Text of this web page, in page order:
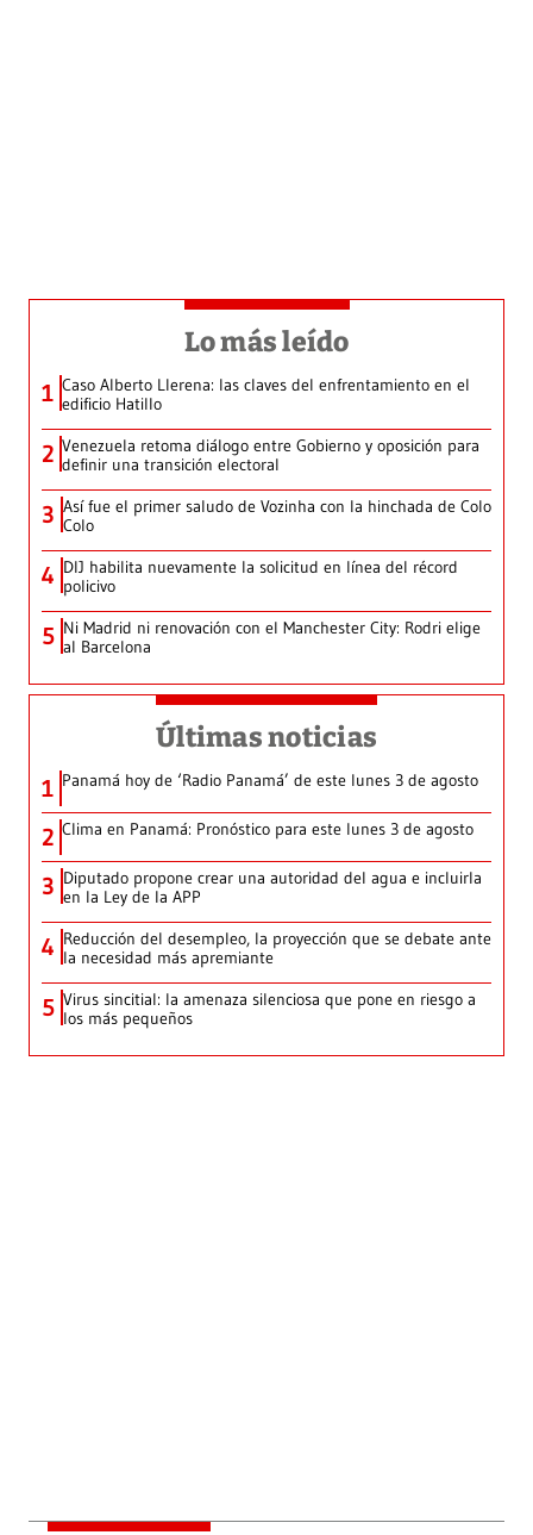
Lo más leído
1 Caso Alberto Llerena: las claves del enfrentamiento en el
edificio Hatillo
2 Venezuela retoma diálogo entre Gobierno y oposición para
definir una transición electoral
3 Así fue el primer saludo de Vozinha con la hinchada de Colo
Colo
4 DIJ habilita nuevamente la solicitud en línea del récord
policivo
5 Ni Madrid ni renovación con el Manchester City: Rodri elige
al Barcelona
Últimas noticias
1 Panamá hoy de ‘Radio Panamá’ de este lunes 3 de agosto
2 Clima en Panamá: Pronóstico para este lunes 3 de agosto
3 Diputado propone crear una autoridad del agua e incluirla
en la Ley de la APP
4 Reducción del desempleo, la proyección que se debate ante
la necesidad más apremiante
5 Virus sincitial: la amenaza silenciosa que pone en riesgo a
los más pequeños